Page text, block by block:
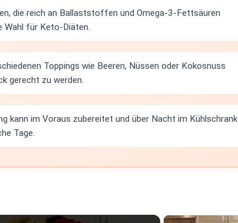
die reich an Ballaststoffen und Omega-3-Fettsäuren
Wahl für Keto-Diäten.
Toppings wie Beeren, Nüssen oder Kokosnuss
gerecht zu werden.
kann im Voraus zubereitet und über Nacht im Kühlschrank
Tage.